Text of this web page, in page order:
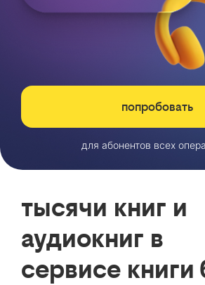
попробовать
для абонентов всех
тысячи книг и
аудиокниг в
сервисе книги